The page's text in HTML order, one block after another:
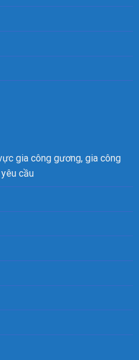
gia công gương, gia công
cầu